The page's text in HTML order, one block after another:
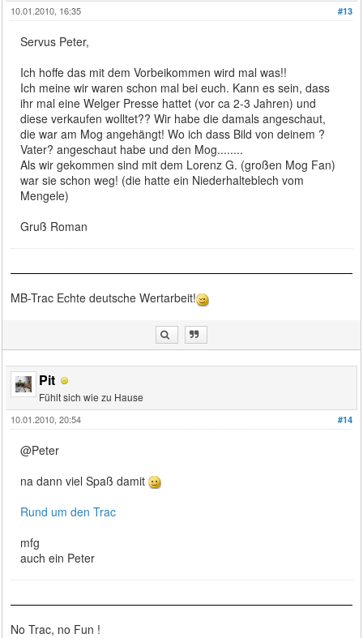
#13
10.01.2010, 16:35
Servus Peter,
Ich hoffe das mit dem Vorbeikommen wird mal was!!
Ich meine wir waren schon mal bei euch. Kann es sein, dass
ihr mal eine Welger Presse hattet (vor ca 2-3 Jahren) und
diese verkaufen wolltet?? Wir habe die damals angeschaut,
die war am Mog angehängt! Wo ich dass Bild von deinem ?
Vater? angeschaut habe und den Mog........
Als wir gekommen sind mit dem Lorenz G. (großen Mog Fan)
war sie schon weg! (die hatte ein Niederhalteblech vom
Mengele)
Gruß Roman
MB-Trac Echte deutsche Wertarbeit!
Pit
Fühlt sich wie zu Hause
#14
10.01.2010, 20:54
@Peter
na dann viel Spaß damit
Rund um den Trac
mfg
auch ein Peter
No Trac, no Fun !